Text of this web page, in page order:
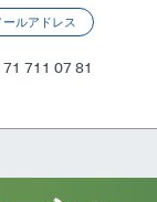
ールアドレス
711 07 81